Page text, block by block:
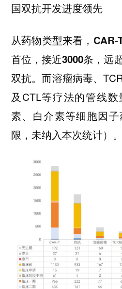
国双抗开发进度领先
从药物类型来看， CAR-
首位，接近3000条，远
双抗。而溶瘤病毒、
及CTL等疗法的管线
素、白介素等细胞因
限，未纳入本次统计）。